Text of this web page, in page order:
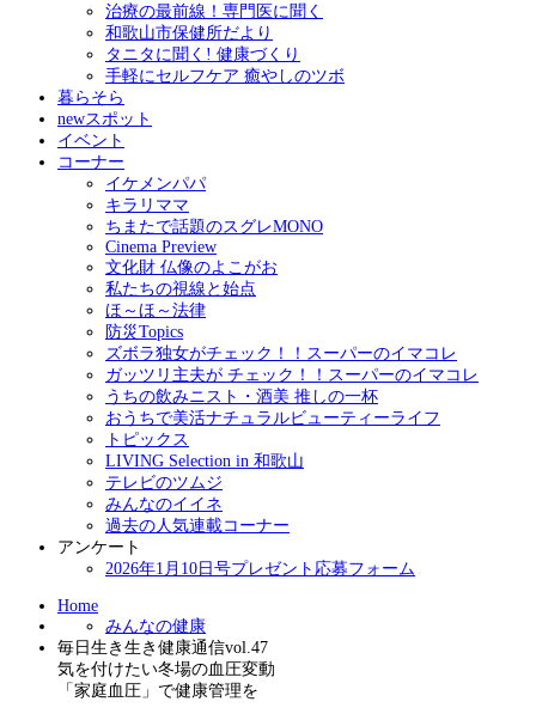
治療の最前線！専門医に聞く
和歌山市保健所だより
タニタに聞く! 健康づくり
手軽にセルフケア 癒やしのツボ
暮らそら
newスポット
イベント
コーナー
イケメンパパ
キラリママ
ちまたで話題のスグレMONO
Cinema Preview
文化財 仏像のよこがお
私たちの視線と始点
ほ～ほ～法律
防災Topics
ズボラ独女がチェック！！スーパーのイマコレ
ガッツリ主夫が チェック！！スーパーのイマコレ
うちの飲みニスト・酒美 推しの一杯
おうちで美活ナチュラルビューティーライフ
トピックス
LIVING Selection in 和歌山
テレビのツムジ
みんなのイイネ
過去の人気連載コーナー
アンケート
2026年1月10日号プレゼント応募フォーム
Home
みんなの健康
毎日生き生き健康通信vol.47
気を付けたい冬場の血圧変動
「家庭血圧」で健康管理を